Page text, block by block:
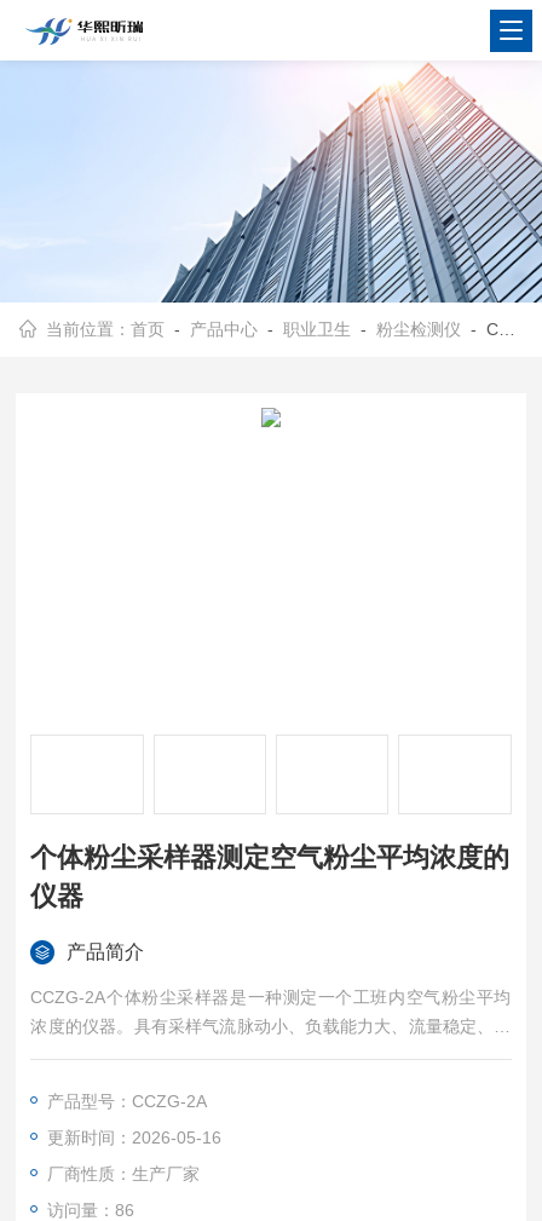
当前位置：首页 - 产品中心 -职业卫生 -粉尘检测仪 - CCZG-2A个体粉尘采样器测定空气粉尘平均浓度的仪器
个体粉尘采样器测定空气粉尘平均浓度的
仪器
产品简介
CCZG-2A个体粉尘采样器是一种测定一个工班内空气粉尘平均
浓度的仪器。具有采样气流脉动小、负载能力大、流量稳定、操
作简单、安全可靠、便于携带等特点，对呼吸性粉尘的分离效能
有爆炸危险性气体的作业场所使用、个体粉尘采样器测定空气粉
尘平均浓度的仪器
产品型号：CCZG-2A
更新时间：2026-05-16
厂商性质：生产厂家
访问量：86